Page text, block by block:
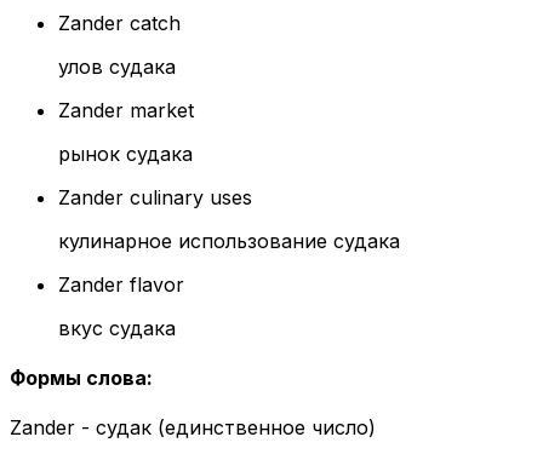
Zander catch
улов судака
Zander market
рынок судака
Zander culinary uses
кулинарное использование судака
Zander flavor
вкус судака
Формы слова:
Zander - судак (единственное число)